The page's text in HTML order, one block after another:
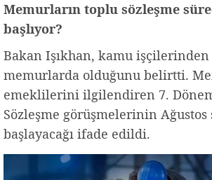
Memurların toplu sözleşme
başlıyor?
Bakan Işıkhan, kamu işçilerinden
memurlarda olduğunu belirtti.
emeklilerini ilgilendiren 7.
Sözleşme görüşmelerinin
başlayacağı ifade edildi.